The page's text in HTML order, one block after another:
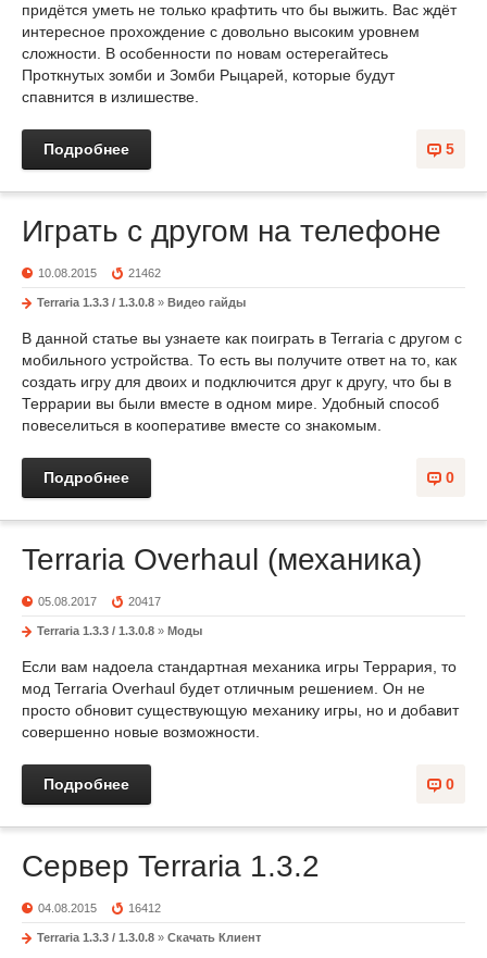
придётся уметь не только крафтить что бы выжить. Вас ждёт
интересное прохождение с довольно высоким уровнем
сложности. В особенности по новам остерегайтесь
Проткнутых зомби и Зомби Рыцарей, которые будут
спавнится в излишестве.
5
Подробнее
Играть с другом на телефоне
10.08.2015 21462
Terraria 1.3.3 / 1.3.0.8 » Видео гайды
В данной статье вы узнаете как поиграть в Terraria с другом с
мобильного устройства. То есть вы получите ответ на то, как
создать игру для двоих и подключится друг к другу, что бы в
Террарии вы были вместе в одном мире. Удобный способ
повеселиться в кооперативе вместе со знакомым.
0
Подробнее
Terraria Overhaul (механика)
05.08.2017 20417
Terraria 1.3.3 / 1.3.0.8 » Моды
Если вам надоела стандартная механика игры Террария, то
мод Terraria Overhaul будет отличным решением. Он не
просто обновит существующую механику игры, но и добавит
совершенно новые возможности.
0
Подробнее
Сервер Terraria 1.3.2
04.08.2015 16412
Terraria 1.3.3 / 1.3.0.8 » Скачать Клиент